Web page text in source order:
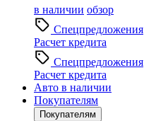
в наличии обзор
Спецпредложения
Расчет кредита
Спецпредложения
Расчет кредита
Авто в наличии
Покупателям
Покупателям